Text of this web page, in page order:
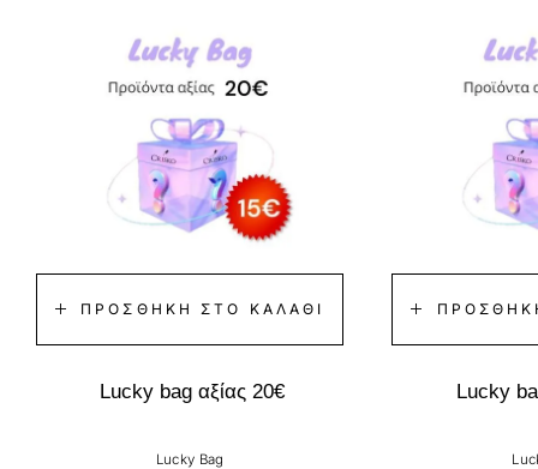
ΠΡΟΣΘΉΚΗ ΣΤΟ ΚΑΛΆΘΙ
Lucky bag αξίας 20€
Lucky Bag
Lucky